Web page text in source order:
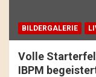
BILDERGALERIE
Volle
IBPM